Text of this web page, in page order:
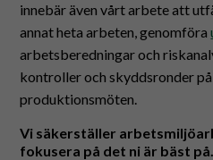
innebär även vårt arbete att
annat heta arbeten, genomföra
arbetsberedningar och
kontroller och skyddsronder
produktionsmöten.
Vi säkerställer
fokusera på det ni är bäst på.